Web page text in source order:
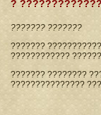
?
??????? ???????
???????
????????????
??????? ????????
???????????????